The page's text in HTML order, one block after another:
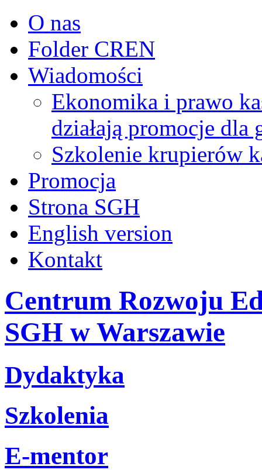
O nas
Folder CREN
Wiadomości
Ekonomika i prawo
działają promocje dla
Szkolenie krupierów
Promocja
Strona SGH
English version
Kontakt
Centrum Rozwoju
SGH w Warszawie
Dydaktyka
Szkolenia
E-mentor